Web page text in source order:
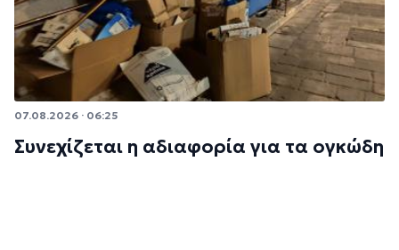
07.08.2026 · 06:25
Συνεχίζεται η αδιαφορία για τα ογκώδη